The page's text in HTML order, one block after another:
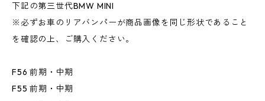
下記の第三世代BMW MINI
※必ずお車のリアバンパーが商品画像を同じ形状であること
を確認の上、ご購入ください。
F56 前期・中期
F55 前期・中期